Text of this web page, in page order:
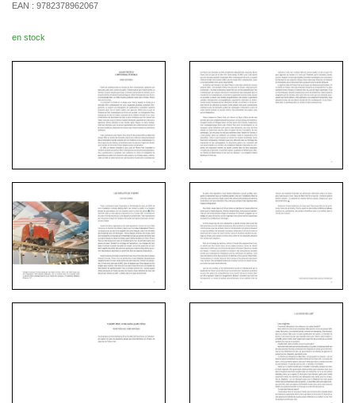
EAN : 9782378962067
en stock